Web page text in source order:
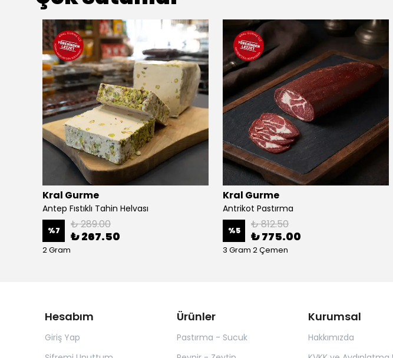
Kral Gurme
Antep Fıstıklı Tahin Helvası
%7 ₺ 289.00
₺ 267.50
2 Gram
Kral Gurme
Antrikot Pastırma
%5 ₺ 812.50
₺ 775.00
3 Gram 2 Çemen
Hesabım
Giriş Yap
Ürünler
Pastırma - Sucuk
Kurumsal
Hakkımızda